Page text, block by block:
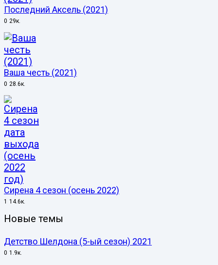
Последний Аксель (2021)
0 29к.
Ваша честь (2021)
0 28.6к.
Сирена 4 сезон (осень 2022)
1 14.6к.
Новые темы
Детство Шелдона (5-ый сезон) 2021
0 1.9к.